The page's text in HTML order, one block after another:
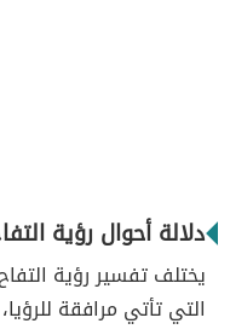
دلالة أحوال رؤية
يختلف تفسير رؤية
التي تأتي مرافقة